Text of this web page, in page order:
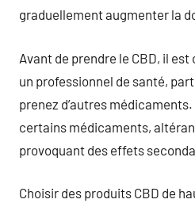
graduellement augmenter la
Avant de prendre le CBD, il
un professionnel de santé,
prenez d’autres
certains médicaments,
provoquant des effets
Choisir des produits CBD de